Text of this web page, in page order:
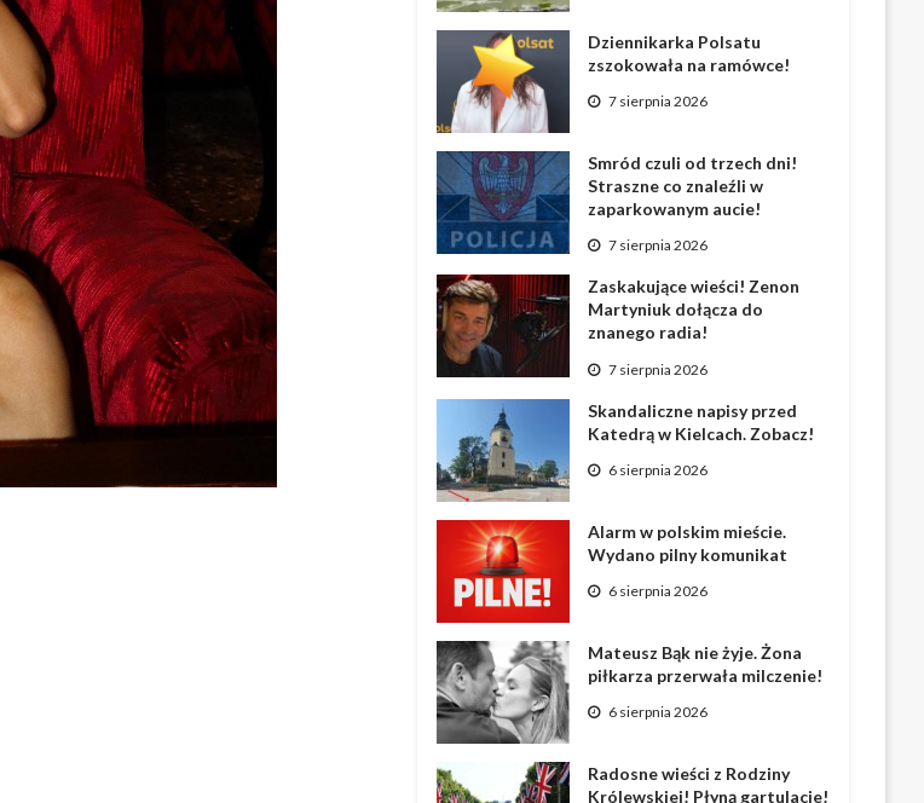
Dziennikarka Polsatu
zszokowała na ramówce!
7 sierpnia 2026
Smród czuli od trzech dni!
Straszne co znaleźli w
zaparkowanym aucie!
7 sierpnia 2026
Zaskakujące wieści! Zenon
Martyniuk dołącza do
znanego radia!
7 sierpnia 2026
Skandaliczne napisy przed
Katedrą w Kielcach. Zobacz!
6 sierpnia 2026
Alarm w polskim mieście.
Wydano pilny komunikat
6 sierpnia 2026
Mateusz Bąk nie żyje. Żona
piłkarza przerwała milczenie!
6 sierpnia 2026
Radosne wieści z Rodziny
Królewskiej! Płyną gartulacje!